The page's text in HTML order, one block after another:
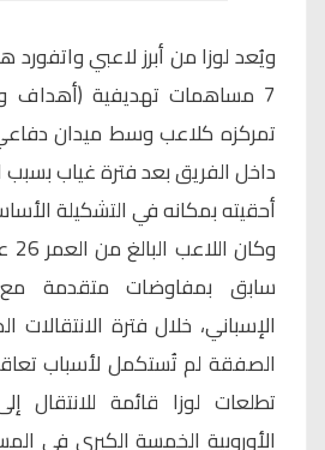
ويُعد لوزا من أبرز لاعبي
7 مساهمات تهديفية (أهداف
تمركزه كلاعب وسط ميدان
داخل الفريق بعد فترة غياب بسبب
أحقيته بمكانه في التشكيلة
سابق بمفاوضات متقدمة مع
الإسباني، خلال فترة الانتقالات
الصفقة لم تُستكمل لأسباب
تطلعات لوزا قائمة للانتقال
الأوروبية الخمسة الكبرى في